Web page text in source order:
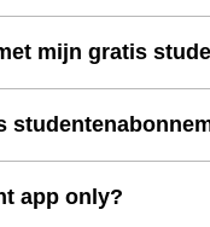
mijn gratis
app only?